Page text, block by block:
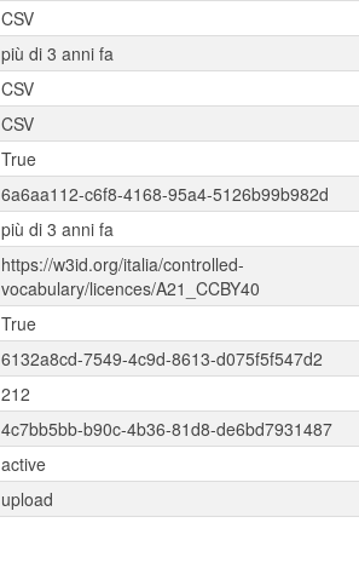
CSV
più di 3 anni fa
CSV
CSV
True
6a6aa112-c6f8-4168-95a4-5126b99b982d
più di 3 anni fa
https://w3id.org/italia/controlled-
vocabulary/licences/A21_CCBY40
True
6132a8cd-7549-4c9d-8613-d075f5f547d2
212
4c7bb5bb-b90c-4b36-81d8-de6bd7931487
active
upload